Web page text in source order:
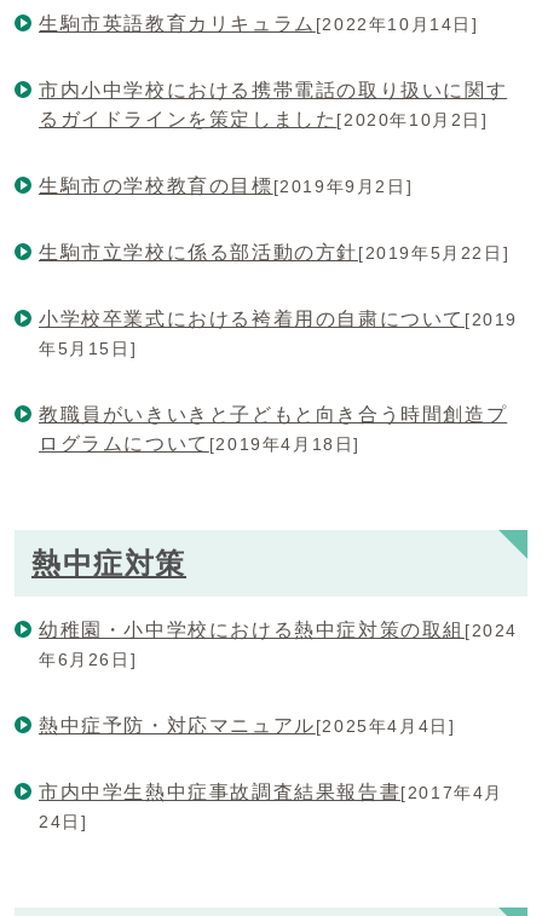
生駒市英語教育カリキュラム [2022年10月14日]
市内小中学校における携帯電話の取り扱いに関す
るガイドラインを策定しました [2020年10月2日]
生駒市の学校教育の目標[2019年9月2日]
生駒市立学校に係る部活動の方針[2019年5月22日]
小学校卒業式における袴着用の自粛について [2019
年5月15日]
教職員がいきいきと子どもと向き合う時間創造プ
ログラムについて [2019年4月18日]
熱中症対策
幼稚園・小中学校における熱中症対策の取組 [2024
年6月26日]
熱中症予防・対応マニュアル[2025年4月4日]
市内中学生熱中症事故調査結果報告書[2017年4月
24日]